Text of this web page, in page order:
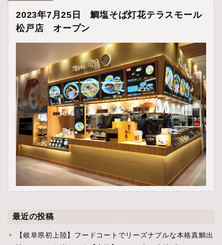
2023年7月25日 鯛塩そば灯花テラスモール
松戸店 オープン
最近の投稿
【岐阜県初上陸】フードコートでリーズナブルな本格真鯛出